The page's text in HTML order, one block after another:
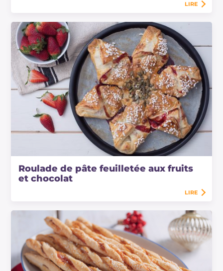
LIRE
Roulade de pâte feuilletée aux fruits
et chocolat
LIRE